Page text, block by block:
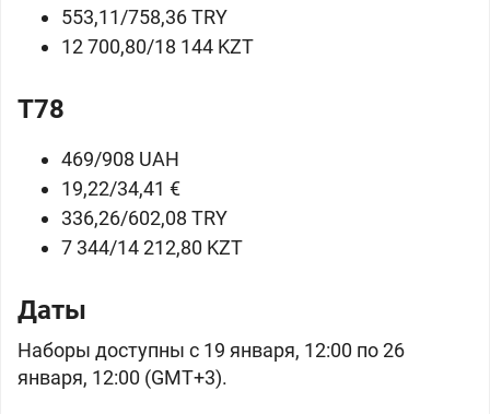
553,11/758,36 TRY
12 700,80/18 144 KZT
T78
469/908 UAH
19,22/34,41 €
336,26/602,08 TRY
7 344/14 212,80 KZT
Даты
Наборы доступны с 19 января, 12:00 по 26
января, 12:00 (GMT+3).